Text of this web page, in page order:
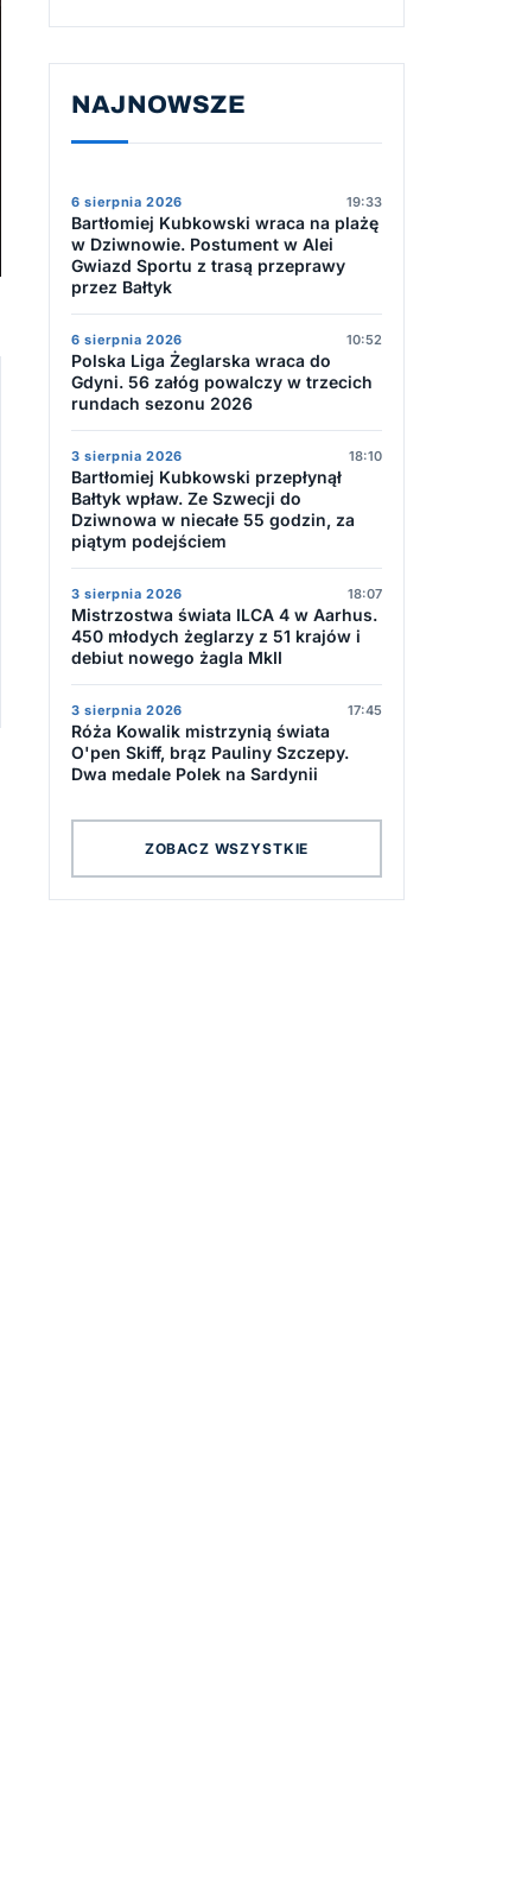
NAJNOWSZE
6 sierpnia 2026 19:33
Bartłomiej Kubkowski wraca na plażę
w Dziwnowie. Postument w Alei
Gwiazd Sportu z trasą przeprawy
przez Bałtyk
6 sierpnia 2026 10:52
Polska Liga Żeglarska wraca do
Gdyni. 56 załóg powalczy w trzecich
rundach sezonu 2026
3 sierpnia 2026 18:10
Bartłomiej Kubkowski przepłynął
Bałtyk wpław. Ze Szwecji do
Dziwnowa w niecałe 55 godzin, za
piątym podejściem
3 sierpnia 2026 18:07
Mistrzostwa świata ILCA 4 w Aarhus.
450 młodych żeglarzy z 51 krajów i
debiut nowego żagla MkII
3 sierpnia 2026 17:45
Róża Kowalik mistrzynią świata
O'pen Skiff, brąz Pauliny Szczepy.
Dwa medale Polek na Sardynii
ZOBACZ WSZYSTKIE